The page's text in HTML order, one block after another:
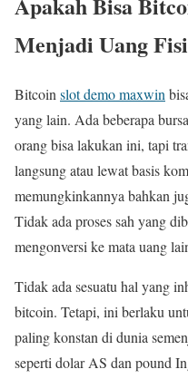
Menjadi Uang
Bitcoinslot demo maxwin
yang lain. Ada beberapa
orang bisa lakukan ini, tapi
langsung atau lewat basis
memungkinkannya bahkan
Tidak ada proses sah yang
mengonversi ke mata uang
Tidak ada sesuatu hal yang
bitcoin. Tetapi, ini berlaku
paling konstan di dunia
seperti dolar AS dan pound